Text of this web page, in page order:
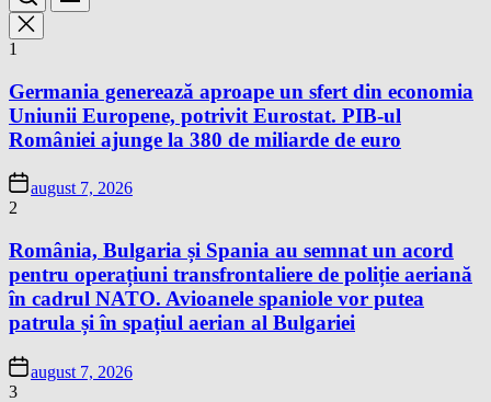
1
Germania generează aproape un sfert din economia
Uniunii Europene, potrivit Eurostat. PIB-ul
României ajunge la 380 de miliarde de euro
august 7, 2026
2
România, Bulgaria și Spania au semnat un acord
pentru operațiuni transfrontaliere de poliție aeriană
în cadrul NATO. Avioanele spaniole vor putea
patrula și în spațiul aerian al Bulgariei
august 7, 2026
3